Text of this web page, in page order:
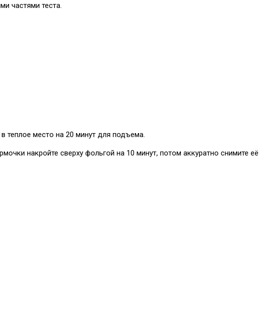
частями теста.
теплое место на 20 минут для подъема.
накройте сверху фольгой на 10 минут, потом аккуратно снимите её